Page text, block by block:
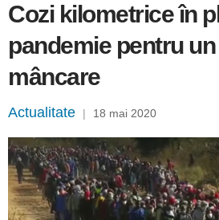
Cozi kilometrice în
pandemie pentru
mâncare
Actualitate | 18 mai 2020